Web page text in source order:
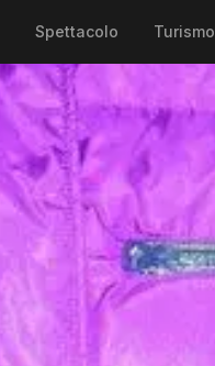
Spettacolo Turismo